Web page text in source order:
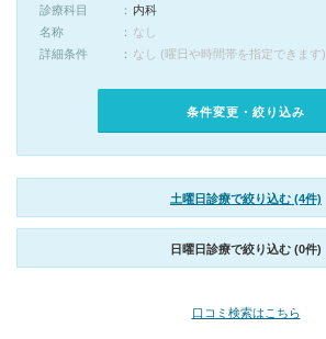
診療科目
内科
名称
なし
詳細条件
なし (曜日や時間帯を指定できます)
条件変更・絞り込み
土曜日診療で絞り込む (4件)
日曜日診療で絞り込む (0件)
口コミ検索はこちら